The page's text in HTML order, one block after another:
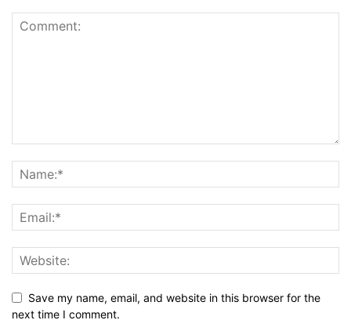
Save my name, email, and website in this browser for the
next time I comment.